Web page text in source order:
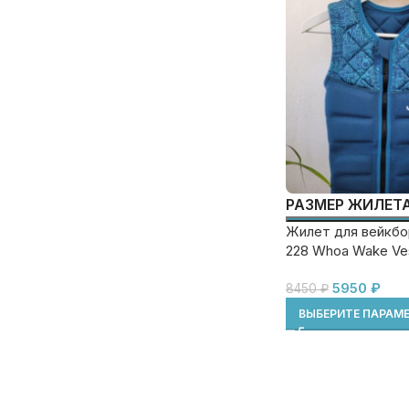
РАЗМЕР
Жилет для
228 Whoa Wake
8450₽ 5950 ₽
ВЫБЕРИТЕ